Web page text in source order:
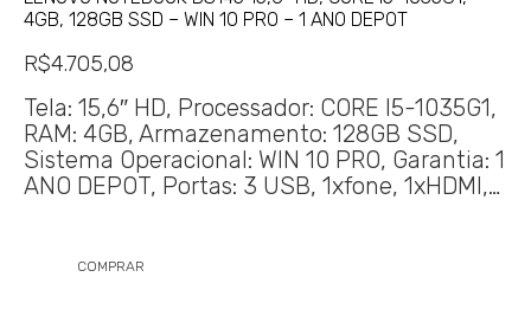
4GB, 128GB SSD – WIN 10 PRO – 1 ANO DEPOT
R$4.705,08
Tela: 15,6″ HD, Processador: CORE I5-1035G1,
RAM: 4GB, Armazenamento: 128GB SSD,
Sistema Operacional: WIN 10 PRO, Garantia: 1
ANO DEPOT, Portas: 3 USB, 1xfone, 1xHDMI,…
COMPRAR